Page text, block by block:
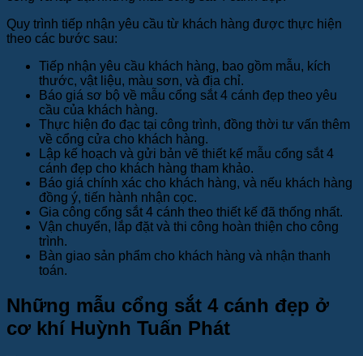
Quy trình tiếp nhận yêu cầu từ khách hàng được thực hiện
theo các bước sau:
Tiếp nhận yêu cầu khách hàng, bao gồm mẫu, kích
thước, vật liệu, màu sơn, và địa chỉ.
Báo giá sơ bộ về mẫu cổng sắt 4 cánh đẹp theo yêu
cầu của khách hàng.
Thực hiện đo đạc tại công trình, đồng thời tư vấn thêm
về cổng cửa cho khách hàng.
Lập kế hoạch và gửi bản vẽ thiết kế mẫu cổng sắt 4
cánh đẹp cho khách hàng tham khảo.
Báo giá chính xác cho khách hàng, và nếu khách hàng
đồng ý, tiến hành nhận cọc.
Gia công cổng sắt 4 cánh theo thiết kế đã thống nhất.
Vận chuyển, lắp đặt và thi công hoàn thiện cho công
trình.
Bàn giao sản phẩm cho khách hàng và nhận thanh
toán.
Những mẫu cổng sắt 4 cánh đẹp ở
cơ khí Huỳnh Tuấn Phát